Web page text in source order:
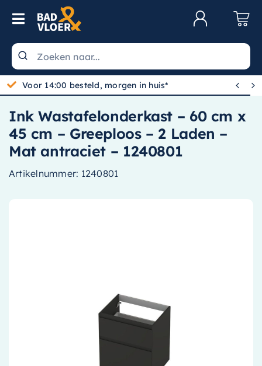
Skip to content
Toggle Navigation
Wastafels
Toiletten
Spiegels
Kranen
Douche
Klimaatbeheersing
Gratis bezorgd vanaf 100,-
 
Ink Wastafelonderkast – 60 cm x
45 cm – Greeploos – 2 Laden –
Mat antraciet – 1240801
Artikelnummer: 1240801